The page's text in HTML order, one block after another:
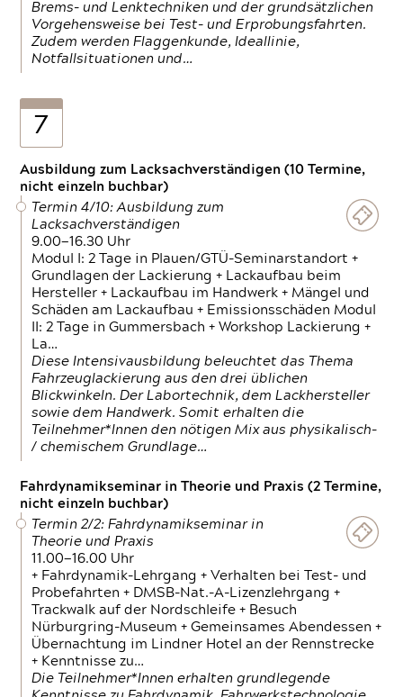
Brems- und Lenktechniken und der grundsätzlichen
Vorgehensweise bei Test- und Erprobungsfahrten.
Zudem werden Flaggenkunde, Ideallinie,
Notfallsituationen und…
7
Ausbildung zum Lacksachverständigen (10 Termine,
nicht einzeln buchbar)
Termin 4/10: Ausbildung zum
Lacksachverständigen
9.00—16.30 Uhr
Modul I: 2 Tage in Plauen/GTÜ-Seminarstandort +
Grundlagen der Lackierung + Lackaufbau beim
Hersteller + Lackaufbau im Handwerk + Mängel und
Schäden am Lackaufbau + Emissionsschäden Modul
II: 2 Tage in Gummersbach + Workshop Lackierung +
La…
Diese Intensivausbildung beleuchtet das Thema
Fahrzeuglackierung aus den drei üblichen
Blickwinkeln. Der Labortechnik, dem Lackhersteller
sowie dem Handwerk. Somit erhalten die
Teilnehmer*Innen den nötigen Mix aus physikalisch-
/ chemischem Grundlage…
Fahrdynamikseminar in Theorie und Praxis (2 Termine,
nicht einzeln buchbar)
Termin 2/2: Fahrdynamikseminar in
Theorie und Praxis
11.00—16.00 Uhr
+ Fahrdynamik-Lehrgang + Verhalten bei Test- und
Probefahrten + DMSB-Nat.-A-Lizenzlehrgang +
Trackwalk auf der Nordschleife + Besuch
Nürburgring-Museum + Gemeinsames Abendessen +
Übernachtung im Lindner Hotel an der Rennstrecke
+ Kenntnisse zu…
Die Teilnehmer*Innen erhalten grundlegende